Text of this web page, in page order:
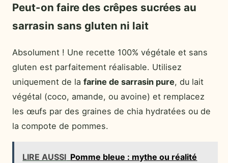
Peut-on faire des crêpes sucrées au
sarrasin sans gluten ni lait
Absolument ! Une recette 100% végétale et sans
gluten est parfaitement réalisable. Utilisez
uniquement de la farine de sarrasin pure, du lait
végétal (coco, amande, ou avoine) et remplacez
les œufs par des graines de chia hydratées ou de
la compote de pommes.
LIRE AUSSI Pomme bleue : mythe ou réalité